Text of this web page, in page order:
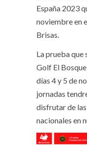
España 2023
noviembre en
Brisas.
La prueba que
Golf El
días 4 y 5 de
jornadas
disfrutar de
nacionales en